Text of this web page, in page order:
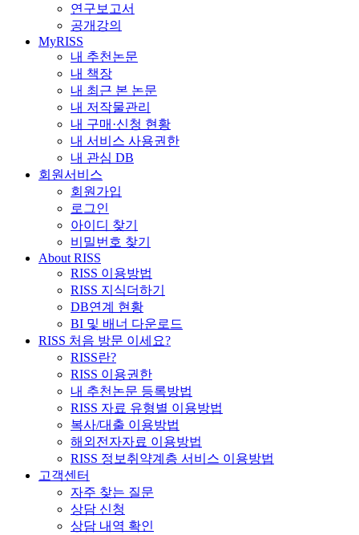
연구보고서
공개강의
MyRISS
내 추천논문
내 책장
내 최근 본 논문
내 저작물관리
내 구매·신청 현황
내 서비스 사용권한
내 관심 DB
회원서비스
회원가입
로그인
아이디 찾기
비밀번호 찾기
About RISS
RISS 이용방법
RISS 지식더하기
DB연계 현황
BI 및 배너 다운로드
RISS 처음 방문 이세요?
RISS란?
RISS 이용권한
내 추천논문 등록방법
RISS 자료 유형별 이용방법
복사/대출 이용방법
해외전자자료 이용방법
RISS 정보취약계층 서비스 이용방법
고객센터
자주 찾는 질문
상담 신청
상담 내역 확인